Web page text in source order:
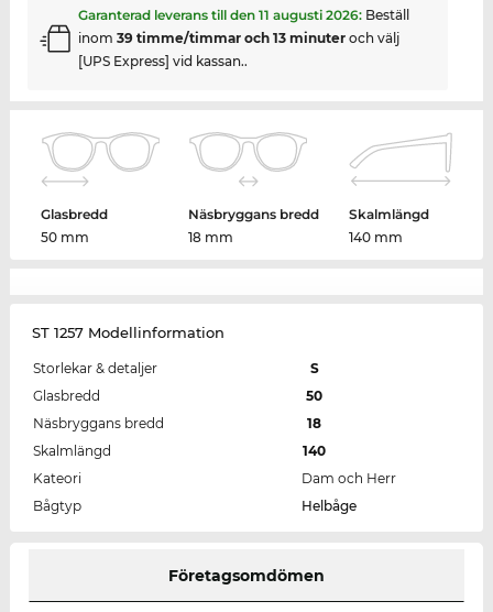
Garanterad leverans till den 11 augusti 2026: Beställ
inom 39 timme/timmar och 13 minuteroch välj
[UPS Express] vid kassan..
Glasbredd
50 mm
Näsbryggans bredd
18 mm
Skalmlängd
140 mm
ST 1257 Modellinformation
Storlekar & detaljer
S
Glasbredd
50
Näsbryggans bredd
18
Skalmlängd
140
Kateori
Dam och Herr
Bågtyp
Helbåge
Företagsomdömen